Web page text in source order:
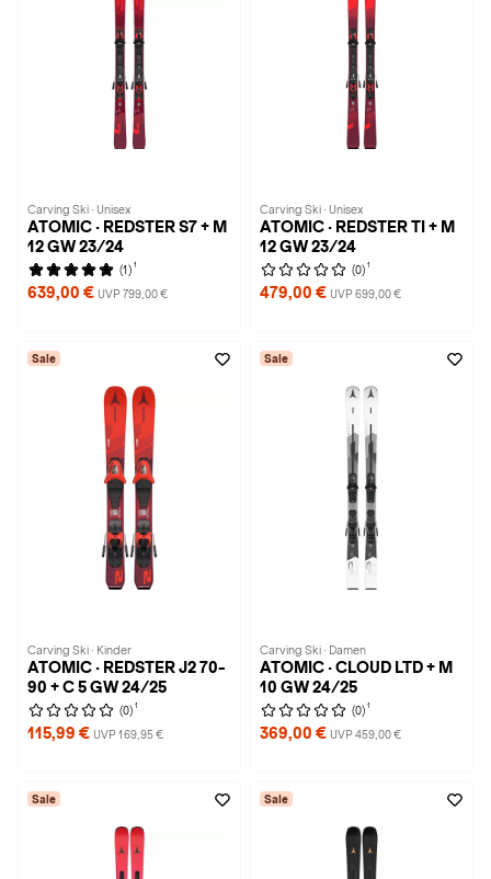
Carving Ski · Unisex
ATOMIC · REDSTER S7 + M
12 GW 23/24
(1) 1
639,00 € UVP 799,00 €
Carving Ski · Unisex
ATOMIC · REDSTER TI + M
12 GW 23/24
(0) 1
479,00 € UVP 699,00 €
Sale
Carving Ski · Kinder
ATOMIC · REDSTER J2 70-
90 + C 5 GW 24/25
(0) 1
115,99 € UVP 169,95 €
Sale
Carving Ski · Damen
ATOMIC · CLOUD LTD + M
10 GW 24/25
(0) 1
369,00 € UVP 459,00 €
Sale Sale